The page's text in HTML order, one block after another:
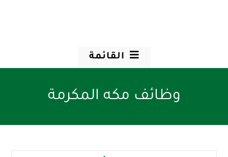
القائمة
وظائف مكه المكرمة